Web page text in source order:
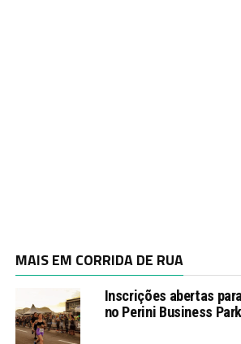
MAIS EM CORRIDA DE RUA
Inscrições abertas
no Perini Business Park